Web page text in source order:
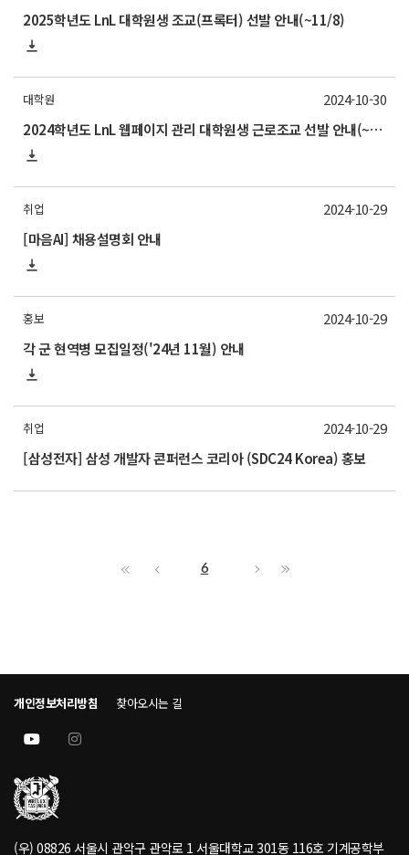
2025학년도 LnL 대학원생 조교(프록터) 선발 안내(~11/8)
대학원
2024학년도 LnL 웹페이지 관리 대학원생 근로조교 선발 안내(~11/1)
2024-10-30
취업
[마음AI] 채용설명회 안내
2024-10-29
홍보
각 군 현역병 모집일정('24년 11월) 안내
2024-10-29
취업
[삼성전자] 삼성 개발자 콘퍼런스 코리아 (SDC24 Korea) 홍보
2024-10-29
6
개인정보처리방침 찾아오시는 길
(우) 08826 서울시 관악구 관악로 1 서울대학교 301동 116호 기계공학부